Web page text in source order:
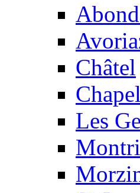
Châtel
Les